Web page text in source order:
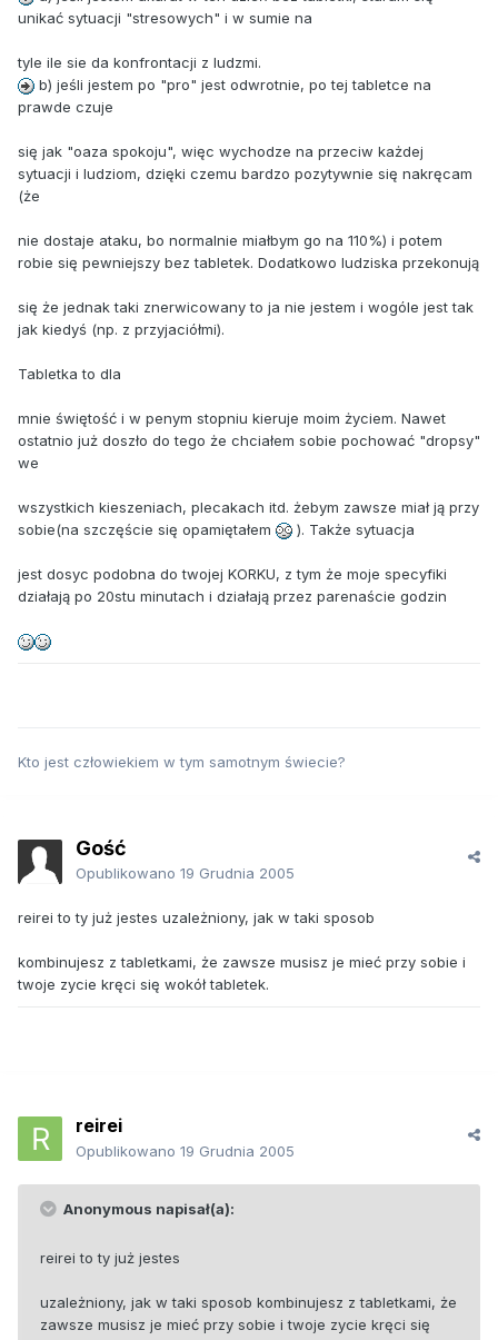
unikać sytuacji "stresowych" i w sumie na
tyle ile sie da konfrontacji z ludzmi.
b) jeśli jestem po "pro" jest odwrotnie, po tej tabletce na
prawde czuje
się jak "oaza spokoju", więc wychodze na przeciw każdej
sytuacji i ludziom, dzięki czemu bardzo pozytywnie się nakręcam
(że
nie dostaje ataku, bo normalnie miałbym go na 110%) i potem
robie się pewniejszy bez tabletek. Dodatkowo ludziska przekonują
się że jednak taki znerwicowany to ja nie jestem i wogóle jest tak
jak kiedyś (np. z przyjaciółmi).
Tabletka to dla
mnie świętość i w penym stopniu kieruje moim życiem. Nawet
ostatnio już doszło do tego że chciałem sobie pochować "dropsy"
we
wszystkich kieszeniach, plecakach itd. żebym zawsze miał ją przy
sobie(na szczęście się opamiętałem
). Także sytuacja
jest dosyc podobna do twojej KORKU, z tym że moje specyfiki
działają po 20stu minutach i działają przez parenaście godzin
Kto jest człowiekiem w tym samotnym świecie?
Gość
Opublikowano 19 Grudnia 2005
reirei to ty już jestes uzależniony, jak w taki sposob
kombinujesz z tabletkami, że zawsze musisz je mieć przy sobie i
twoje zycie kręci się wokół tabletek.
reirei
Opublikowano 19 Grudnia 2005
Anonymous napisał(a):
reirei to ty już jestes
uzależniony, jak w taki sposob kombinujesz z tabletkami, że
zawsze musisz je mieć przy sobie i twoje zycie kręci się